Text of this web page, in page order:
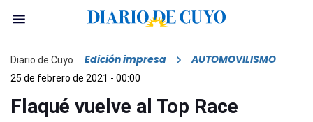
Diario de Cuyo Edición impresa AUTOMOVILISMO
25 de febrero de 2021 - 00:00
Flaqué vuelve al Top Race